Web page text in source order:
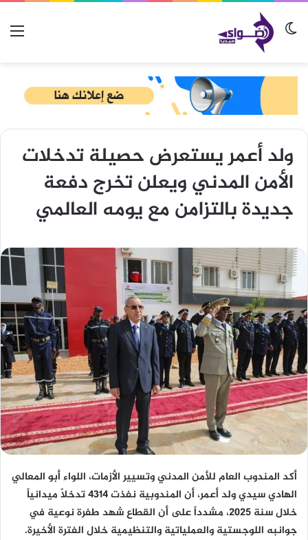
الوضع المظلم
ولد أعمر يستعرض حصيلة تدخلات
الأمن المدني ويعلن تخرج دفعة
جديدة بالتزامن مع يومه العالمي
أكد المندوب العام للأمن المدني وتسيير الأزمات، اللواء أبو المعالي
الهادي سيدي ولد أعمر، أن المندوبية نفذت 4314 تدخلاً ميدانياً
خلال سنة 2025، مشدداً على أن القطاع شهد طفرة نوعية في
جوانبه اللوجستية والعملياتية والتنظيمية خلال الفترة الأخيرة.